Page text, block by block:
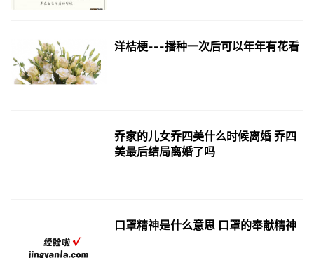
洋桔梗---播种一次后可以年年有花看
乔家的儿女乔四美什么时候离婚 乔四
美最后结局离婚了吗
口罩精神是什么意思 口罩的奉献精神